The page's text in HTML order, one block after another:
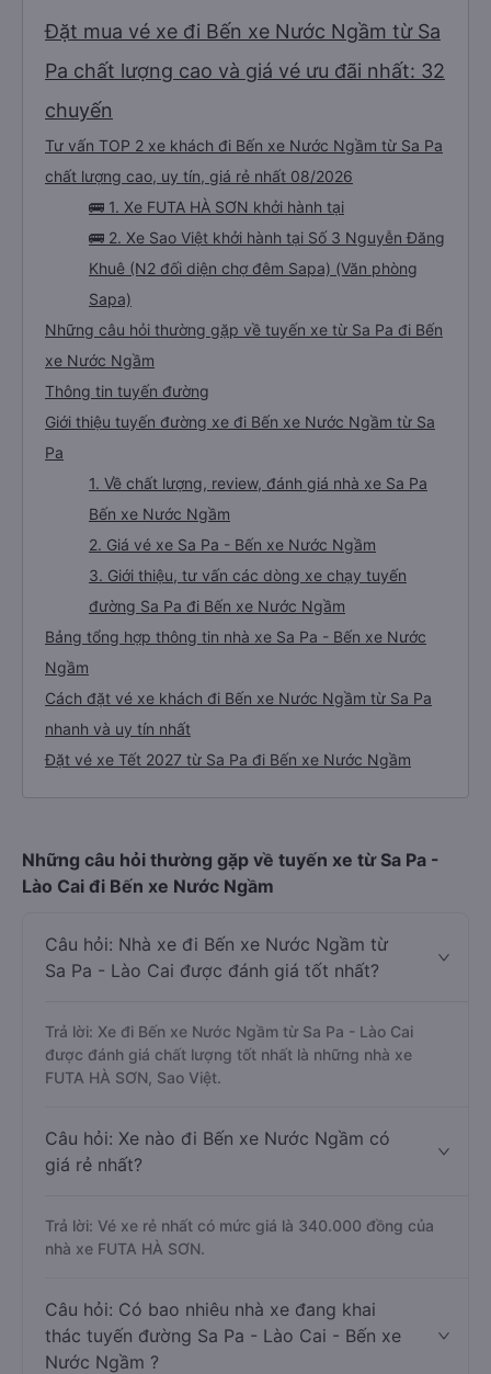
Đặt mua vé xe đi Bến xe Nước Ngầm từ Sa
Pa chất lượng cao và giá vé ưu đãi nhất: 32
chuyến
Tư vấn TOP 2 xe khách đi Bến xe Nước Ngầm từ Sa Pa
chất lượng cao, uy tín, giá rẻ nhất 08/2026
🚌 1. Xe FUTA HÀ SƠN khởi hành tại
🚌 2. Xe Sao Việt khởi hành tại Số 3 Nguyễn Đăng
Khuê (N2 đối diện chợ đêm Sapa) (Văn phòng
Sapa)
Những câu hỏi thường gặp về tuyến xe từ Sa Pa đi Bến
xe Nước Ngầm
Thông tin tuyến đường
Giới thiệu tuyến đường xe đi Bến xe Nước Ngầm từ Sa
Pa
1. Về chất lượng, review, đánh giá nhà xe Sa Pa
Bến xe Nước Ngầm
2. Giá vé xe Sa Pa - Bến xe Nước Ngầm
3. Giới thiệu, tư vấn các dòng xe chạy tuyến
đường Sa Pa đi Bến xe Nước Ngầm
Bảng tổng hợp thông tin nhà xe Sa Pa - Bến xe Nước
Ngầm
Cách đặt vé xe khách đi Bến xe Nước Ngầm từ Sa Pa
nhanh và uy tín nhất
Đặt vé xe Tết 2027 từ Sa Pa đi Bến xe Nước Ngầm
Những câu hỏi thường gặp về tuyến xe từ Sa Pa -
Lào Cai đi Bến xe Nước Ngầm
Câu hỏi: Nhà xe đi Bến xe Nước Ngầm từ
Sa Pa - Lào Cai được đánh giá tốt nhất?
Trả lời: Xe đi Bến xe Nước Ngầm từ Sa Pa - Lào Cai
được đánh giá chất lượng tốt nhất là những nhà xe
FUTA HÀ SƠN, Sao Việt.
Câu hỏi: Xe nào đi Bến xe Nước Ngầm có
giá rẻ nhất?
Trả lời: Vé xe rẻ nhất có mức giá là 340.000 đồng của
nhà xe FUTA HÀ SƠN.
Câu hỏi: Có bao nhiêu nhà xe đang khai
thác tuyến đường Sa Pa - Lào Cai - Bến xe
Nước Ngầm ?